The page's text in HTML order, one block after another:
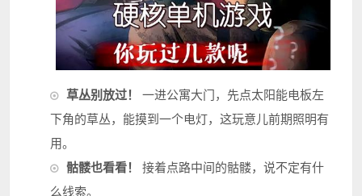
草丛别放过！
一进公寓大门，先点太阳能电板左
下角的草丛，能摸到一个电灯，这玩意儿前期照明有
用。
骷髅也看看！
接着点路中间的骷髅，说不定有什
么线索。